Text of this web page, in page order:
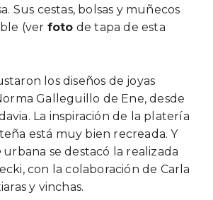
Sus cestas, bolsas y muñecos
(ver foto de tapa de esta
los diseños de joyas
Galleguillo de Ene, desde
La inspiración de la platería
está muy bien recreada. Y
urbana se destacó la realizada
con la colaboración de Carla
y vinchas.